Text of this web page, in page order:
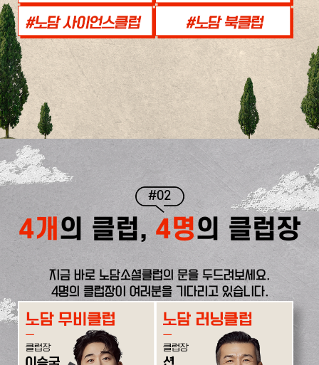
#02
4개 의 클럽, 4명의 클럽장
지금 바로 노담소셜클럽의 문을 두드려보세요.
4명의 클럽장이 여러분을 기다리고 있습니다.